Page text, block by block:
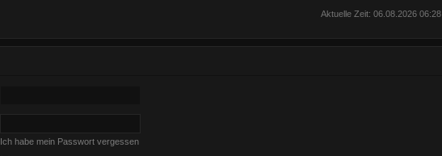
Aktuelle Zeit: 06.08.2026 06:28
Ich habe mein Passwort vergessen